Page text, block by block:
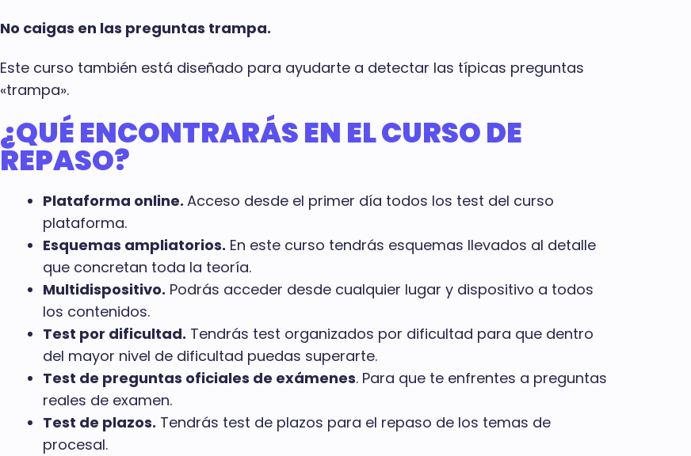
No caigas en las preguntas trampa.
Este curso también está diseñado para ayudarte a detectar las típicas preguntas
«trampa».
¿QUÉ ENCONTRARÁS EN EL CURSO DE
REPASO?
Plataforma online. Acceso desde el primer día todos los test del curso
plataforma.
Esquemas ampliatorios. En este curso tendrás esquemas llevados al detalle
que concretan toda la teoría.
Multidispositivo. Podrás acceder desde cualquier lugar y dispositivo a todos
los contenidos.
Test por dificultad. Tendrás test organizados por dificultad para que dentro
del mayor nivel de dificultad puedas superarte.
Test de preguntas oficiales de exámenes. Para que te enfrentes a preguntas
reales de examen.
Test de plazos. Tendrás test de plazos para el repaso de los temas de
procesal.